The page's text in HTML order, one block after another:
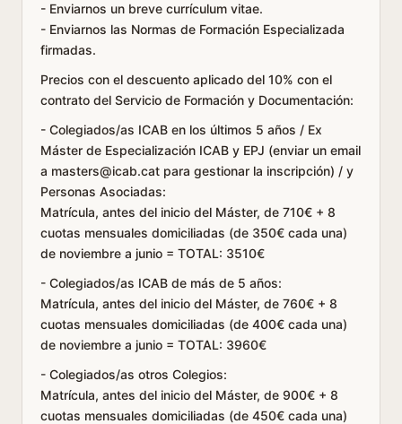
- Enviarnos un breve currículum vitae.
- Enviarnos las Normas de Formación Especializada
firmadas.
Precios con el descuento aplicado del 10% con el
contrato del Servicio de Formación y Documentación:
- Colegiados/as ICAB en los últimos 5 años / Ex
Máster de Especialización ICAB y EPJ (enviar un email
a masters@icab.cat para gestionar la inscripción) / y
Personas Asociadas:
Matrícula, antes del inicio del Máster, de 710€ + 8
cuotas mensuales domiciliadas (de 350€ cada una)
de noviembre a junio = TOTAL: 3510€
- Colegiados/as ICAB de más de 5 años:
Matrícula, antes del inicio del Máster, de 760€ + 8
cuotas mensuales domiciliadas (de 400€ cada una)
de noviembre a junio = TOTAL: 3960€
- Colegiados/as otros Colegios:
Matrícula, antes del inicio del Máster, de 900€ + 8
cuotas mensuales domiciliadas (de 450€ cada una)